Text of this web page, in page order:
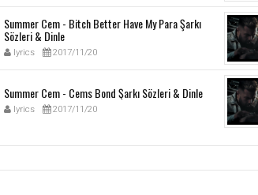
Summer Cem - Bitch Better Have My Para Şarkı
Sözleri & Dinle
lyrics 2017/11/20
Summer Cem - Cems Bond Şarkı Sözleri & Dinle
lyrics 2017/11/20